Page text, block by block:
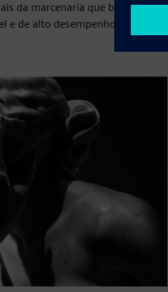
da marcenaria que buscam um
e de alto desempenho para sua